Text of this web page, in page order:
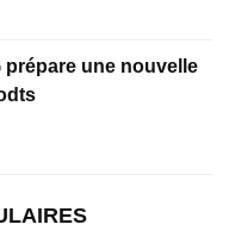
prépare une nouvelle